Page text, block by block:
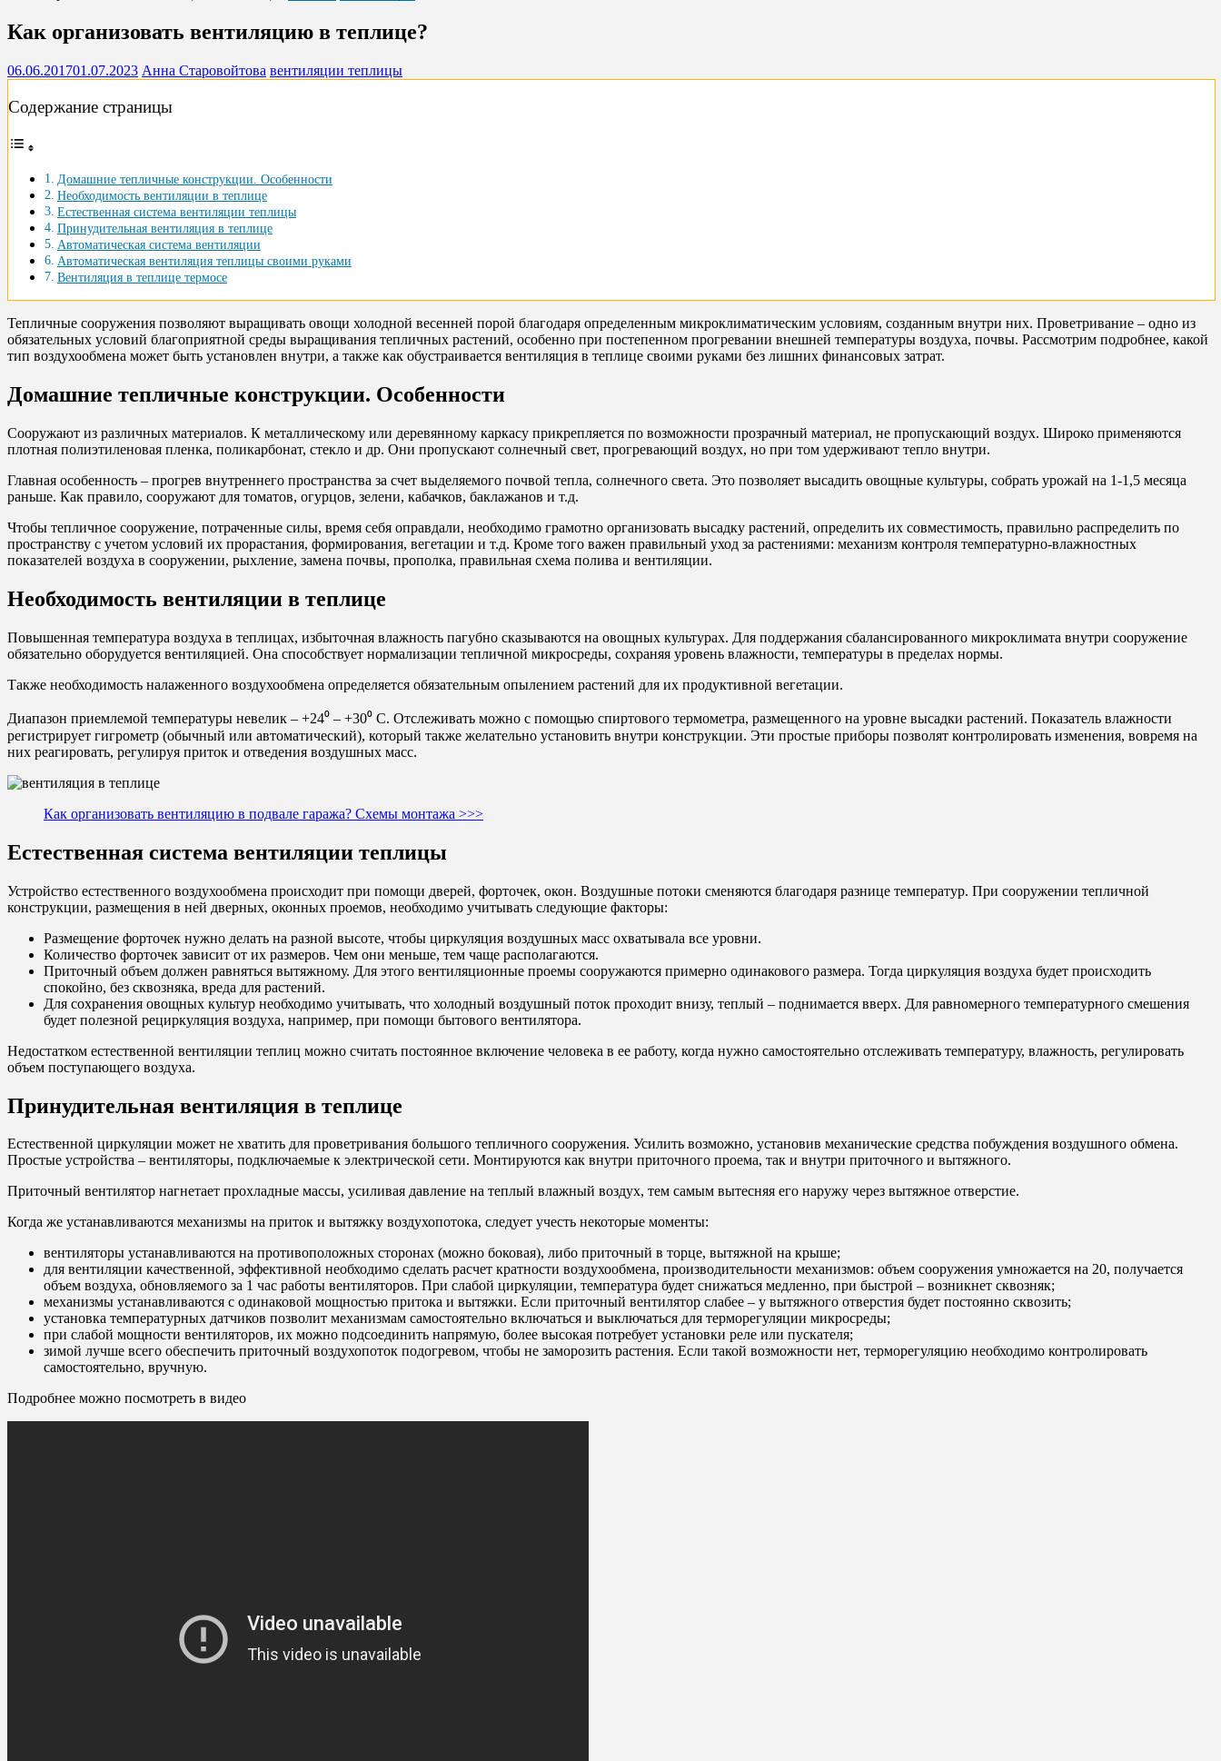
Как организовать вентиляцию в теплице?
06.06.201701.07.2023 Анна Старовойтова вентиляции теплицы
Содержание страницы
Домашние тепличные конструкции. Особенности
Необходимость вентиляции в теплице
Естественная система вентиляции теплицы
Принудительная вентиляция в теплице
Автоматическая система вентиляции
Автоматическая вентиляция теплицы своими руками
Вентиляция в теплице термосе
Тепличные сооружения позволяют выращивать овощи холодной весенней порой благодаря определенным микроклиматическим условиям, созданным внутри них. Проветривание – одно из
обязательных условий благоприятной среды выращивания тепличных растений, особенно при постепенном прогревании внешней температуры воздуха, почвы. Рассмотрим подробнее, какой
тип воздухообмена может быть установлен внутри, а также как обустраивается вентиляция в теплице своими руками без лишних финансовых затрат.
Домашние тепличные конструкции. Особенности
Сооружают из различных материалов. К металлическому или деревянному каркасу прикрепляется по возможности прозрачный материал, не пропускающий воздух. Широко применяются
плотная полиэтиленовая пленка, поликарбонат, стекло и др. Они пропускают солнечный свет, прогревающий воздух, но при том удерживают тепло внутри.
Главная особенность – прогрев внутреннего пространства за счет выделяемого почвой тепла, солнечного света. Это позволяет высадить овощные культуры, собрать урожай на 1-1,5 месяца
раньше. Как правило, сооружают для томатов, огурцов, зелени, кабачков, баклажанов и т.д.
Чтобы тепличное сооружение, потраченные силы, время себя оправдали, необходимо грамотно организовать высадку растений, определить их совместимость, правильно распределить по
пространству с учетом условий их прорастания, формирования, вегетации и т.д. Кроме того важен правильный уход за растениями: механизм контроля температурно-влажностных
показателей воздуха в сооружении, рыхление, замена почвы, прополка, правильная схема полива и вентиляции.
Необходимость вентиляции в теплице
Повышенная температура воздуха в теплицах, избыточная влажность пагубно сказываются на овощных культурах. Для поддержания сбалансированного микроклимата внутри сооружение
обязательно оборудуется вентиляцией. Она способствует нормализации тепличной микросреды, сохраняя уровень влажности, температуры в пределах нормы.
Также необходимость налаженного воздухообмена определяется обязательным опылением растений для их продуктивной вегетации.
Диапазон приемлемой температуры невелик – +24⁰ – +30⁰ С. Отслеживать можно с помощью спиртового термометра, размещенного на уровне высадки растений. Показатель влажности
регистрирует гигрометр (обычный или автоматический), который также желательно установить внутри конструкции. Эти простые приборы позволят контролировать изменения, вовремя на
них реагировать, регулируя приток и отведения воздушных масс.
Как организовать вентиляцию в подвале гаража? Схемы монтажа >>>
Естественная система вентиляции теплицы
Устройство естественного воздухообмена происходит при помощи дверей, форточек, окон. Воздушные потоки сменяются благодаря разнице температур. При сооружении тепличной
конструкции, размещения в ней дверных, оконных проемов, необходимо учитывать следующие факторы:
Размещение форточек нужно делать на разной высоте, чтобы циркуляция воздушных масс охватывала все уровни.
Количество форточек зависит от их размеров. Чем они меньше, тем чаще располагаются.
Приточный объем должен равняться вытяжному. Для этого вентиляционные проемы сооружаются примерно одинакового размера. Тогда циркуляция воздуха будет происходить
спокойно, без сквозняка, вреда для растений.
Для сохранения овощных культур необходимо учитывать, что холодный воздушный поток проходит внизу, теплый – поднимается вверх. Для равномерного температурного смешения
будет полезной рециркуляция воздуха, например, при помощи бытового вентилятора.
Недостатком естественной вентиляции теплиц можно считать постоянное включение человека в ее работу, когда нужно самостоятельно отслеживать температуру, влажность, регулировать
объем поступающего воздуха.
Принудительная вентиляция в теплице
Естественной циркуляции может не хватить для проветривания большого тепличного сооружения. Усилить возможно, установив механические средства побуждения воздушного обмена.
Простые устройства – вентиляторы, подключаемые к электрической сети. Монтируются как внутри приточного проема, так и внутри приточного и вытяжного.
Приточный вентилятор нагнетает прохладные массы, усиливая давление на теплый влажный воздух, тем самым вытесняя его наружу через вытяжное отверстие.
Когда же устанавливаются механизмы на приток и вытяжку воздухопотока, следует учесть некоторые моменты:
вентиляторы устанавливаются на противоположных сторонах (можно боковая), либо приточный в торце, вытяжной на крыше;
для вентиляции качественной, эффективной необходимо сделать расчет кратности воздухообмена, производительности механизмов: объем сооружения умножается на 20, получается
объем воздуха, обновляемого за 1 час работы вентиляторов. При слабой циркуляции, температура будет снижаться медленно, при быстрой – возникнет сквозняк;
механизмы устанавливаются с одинаковой мощностью притока и вытяжки. Если приточный вентилятор слабее – у вытяжного отверстия будет постоянно сквозить;
установка температурных датчиков позволит механизмам самостоятельно включаться и выключаться для терморегуляции микросреды;
при слабой мощности вентиляторов, их можно подсоединить напрямую, более высокая потребует установки реле или пускателя;
зимой лучше всего обеспечить приточный воздухопоток подогревом, чтобы не заморозить растения. Если такой возможности нет, терморегуляцию необходимо контролировать
самостоятельно, вручную.
Подробнее можно посмотреть в видео